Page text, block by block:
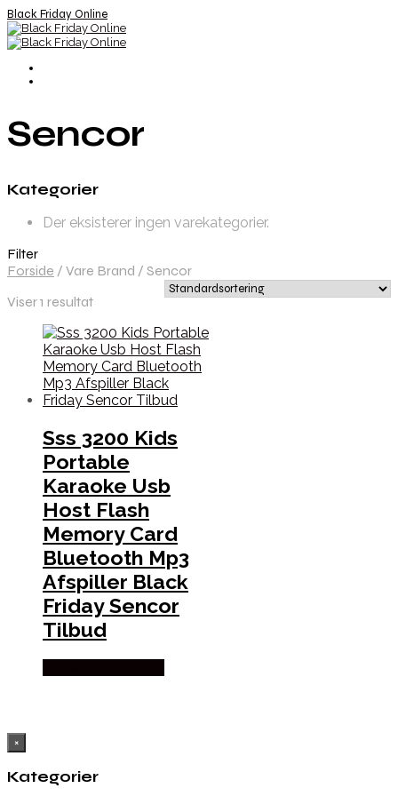
Black Friday Online
Sencor
Kategorier
Der eksisterer ingen varekategorier.
Filter
Forside / Vare Brand / Sencor
Viser 1 resultat
Sss 3200 Kids
Portable
Karaoke Usb
Host Flash
Memory Card
Bluetooth Mp3
Afspiller Black
Friday Sencor
Tilbud
×
Kategorier